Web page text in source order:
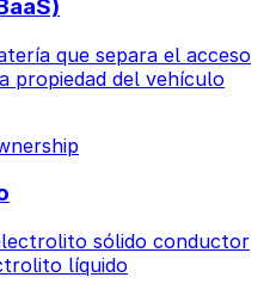
que separa el acceso
propiedad del vehículo
sólido conductor
líquido